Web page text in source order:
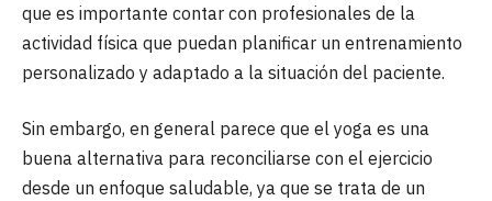
que es importante contar con profesionales de la
actividad física que puedan planificar un entrenamiento
personalizado y adaptado a la situación del paciente.
Sin embargo, en general parece que el yoga es una
buena alternativa para reconciliarse con el ejercicio
desde un enfoque saludable, ya que se trata de un